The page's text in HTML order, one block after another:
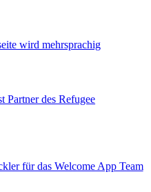
wird mehrsprachig
Partner des Refugee
für das Welcome App Team